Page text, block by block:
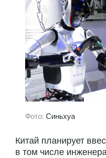
Фото: Синьхуа
Китай планирует
в том числе